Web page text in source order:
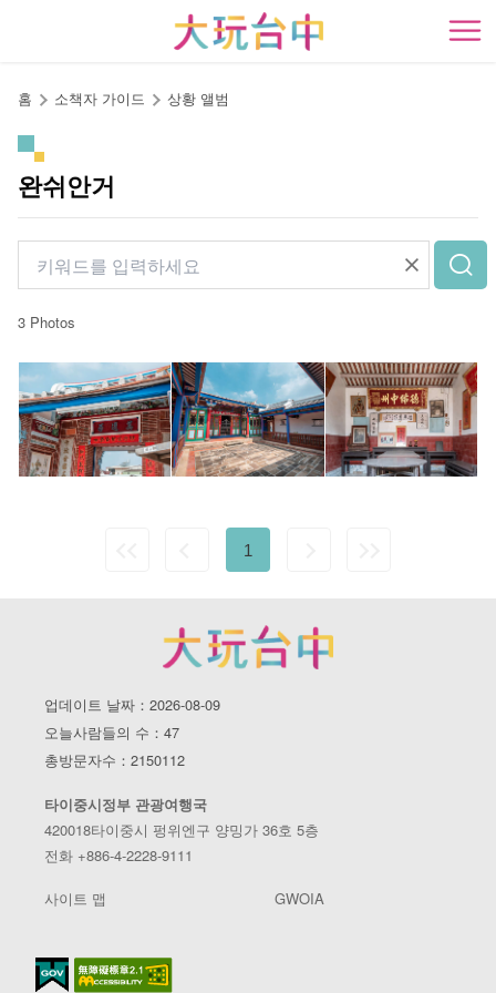
開
홈 소책자 가이드 상황 앨범
완쉬안거
3 Photos
1
업데이트 날짜：2026-08-09
오늘사람들의 수：47
총방문자수：2150112
타이중시정부 관광여행국
420018타이중시 펑위엔구 양밍가 36호 5층
전화 +886-4-2228-9111
사이트 맵 GWOIA